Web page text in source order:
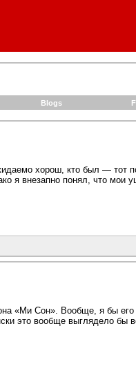
Blogs
хорош, кто был — тот
я внезапно понял, что
«Ми Сон». Вообще, я бы
это вообще выглядело бы